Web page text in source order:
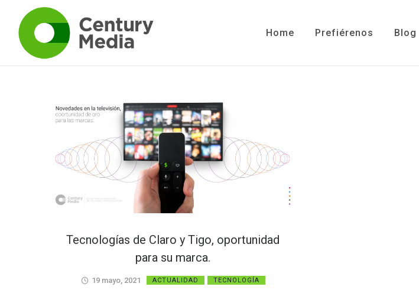
Home Prefiérenos Blog
Tecnologías de Claro y Tigo, oportunidad
para su marca.
19 mayo, 2021 ACTUALIDAD TECNOLOGÍA